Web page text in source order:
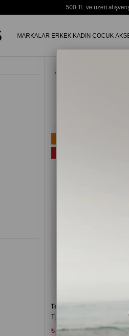
500 TL ve üzeri
MARKALAR ERKEK KADIN ÇOCUK
Anasayfa
Tommy Hilfiger
₺2.384,85₺3.669,00